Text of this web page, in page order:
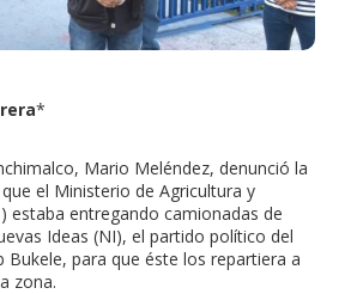
*
Mario Meléndez, denunció la
el Ministerio de Agricultura y
estaba entregando camionadas de
Ideas (NI), el partido político del
Bukele, para que éste los repartiera a
zona.